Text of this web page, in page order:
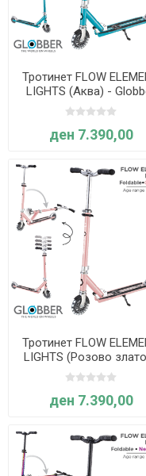
Тротинет FLOW
LIGHTS (Аква) -
ден 7.390,00
Тротинет FLOW
LIGHTS (Розово
Globber
ден 7.390,00